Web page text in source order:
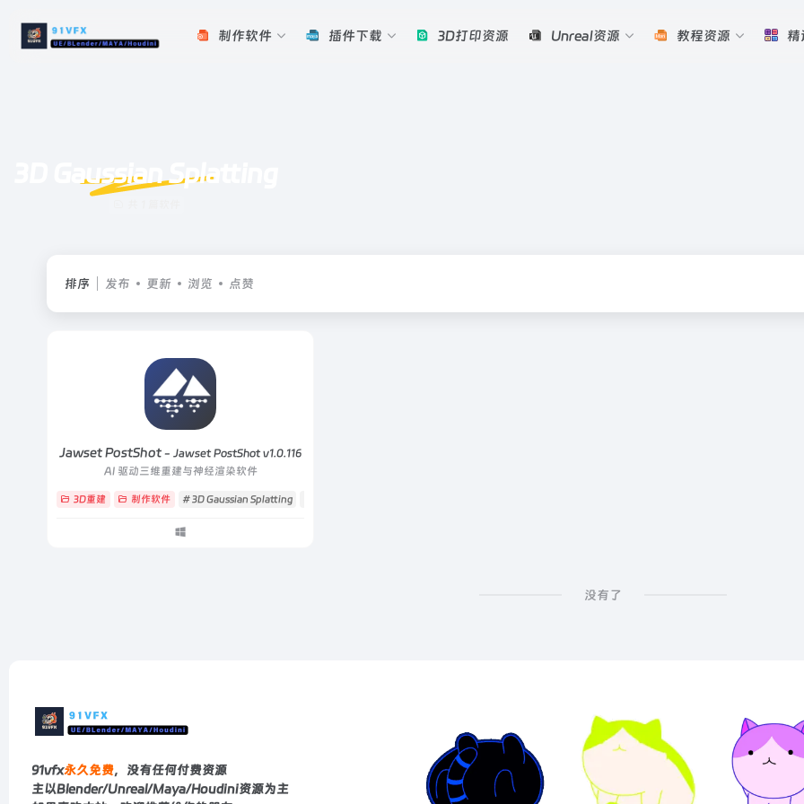
制作软件 插件下载 3D打印资源 Unreal资源 教程资源 精
3D Gaussian Splatting
排序 发布 更新 浏览 点赞
Jawset PostShot - Jawset PostShot v1.0.116
AI 驱动三维重建与神经渲染软件
3D重建 制作软件 # 3D Gaussian Splatting
没有了
91vfx永久免费，没有任何付费资源
主以Blender/Unreal/Maya/Houdini资源为主